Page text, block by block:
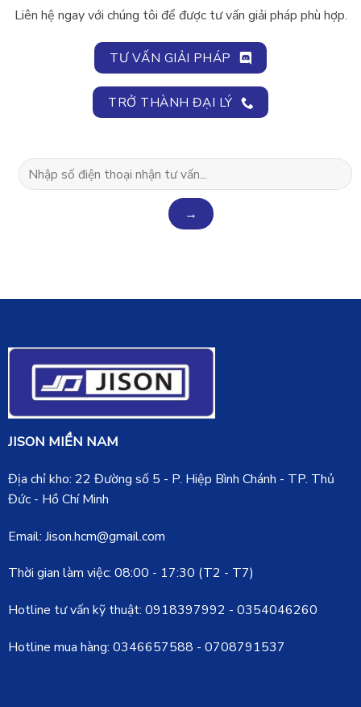
Liên hệ ngay với chúng tôi để được tư vấn giải pháp phù hợp.
TƯ VẤN GIẢI PHÁP
TRỞ THÀNH ĐẠI LÝ
JISON MIỀN NAM
Địa chỉ kho: 22 Đường số 5 - P. Hiệp Bình Chánh - TP. Thủ
Đức - Hồ Chí Minh
Email: Jison.hcm@gmail.com
Thời gian làm việc: 08:00 - 17:30 (T2 - T7)
Hotline tư vấn kỹ thuật: 0918397992 - 0354046260
Hotline mua hàng: 0346657588 - 0708791537